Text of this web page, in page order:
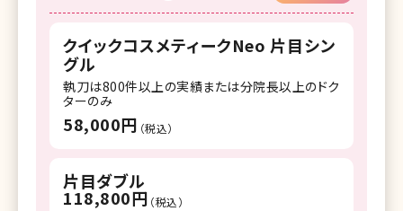
クイックコスメティークNeo 片目シン
グル
執刀は800件以上の実績または分院長以上のドク
ターのみ
58,000円 （税込）
片目ダブル
118,800円 （税込）